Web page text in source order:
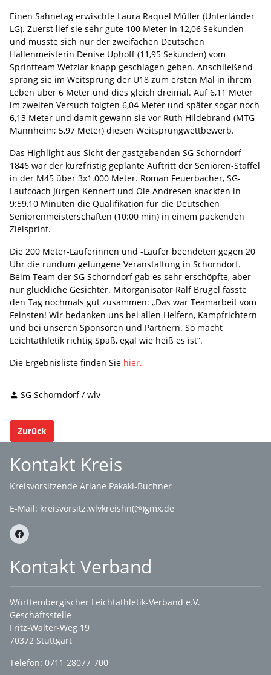
Einen Sahnetag erwischte Laura Raquel Müller (Unterländer
LG). Zuerst lief sie sehr gute 100 Meter in 12,06 Sekunden
und musste sich nur der zweifachen Deutschen
Hallenmeisterin Denise Uphoff (11,95 Sekunden) vom
Sprintteam Wetzlar knapp geschlagen geben. Anschließend
sprang sie im Weitsprung der U18 zum ersten Mal in ihrem
Leben über 6 Meter und dies gleich dreimal. Auf 6,11 Meter
im zweiten Versuch folgten 6,04 Meter und später sogar noch
6,13 Meter und damit gewann sie vor Ruth Hildebrand (MTG
Mannheim; 5,97 Meter) diesen Weitsprungwettbewerb.
Das Highlight aus Sicht der gastgebenden SG Schorndorf
1846 war der kurzfristig geplante Auftritt der Senioren-Staffel
in der M45 über 3x1.000 Meter. Roman Feuerbacher, SG-
Laufcoach Jürgen Kennert und Ole Andresen knackten in
9:59,10 Minuten die Qualifikation für die Deutschen
Seniorenmeisterschaften (10:00 min) in einem packenden
Zielsprint.
Die 200 Meter-Läuferinnen und -Läufer beendeten gegen 20
Uhr die rundum gelungene Veranstaltung in Schorndorf.
Beim Team der SG Schorndorf gab es sehr erschöpfte, aber
nur glückliche Gesichter. Mitorganisator Ralf Brügel fasste
den Tag nochmals gut zusammen: „Das war Teamarbeit vom
Feinsten! Wir bedanken uns bei allen Helfern, Kampfrichtern
und bei unseren Sponsoren und Partnern. So macht
Leichtathletik richtig Spaß, egal wie heiß es ist“.
Die Ergebnisliste finden Sie hier.
SG Schorndorf / wlv
Zurück
Kontakt Kreis
Kreisvorsitzende Ariane Pakaki-Buchner
E-Mail: kreisvorsitz.wlvkreishn(@)gmx.de
Kontakt Verband
Württembergischer Leichtathletik-Verband e.V.
Geschäftsstelle
Fritz-Walter-Weg 19
70372 Stuttgart
Telefon: 0711 28077-700